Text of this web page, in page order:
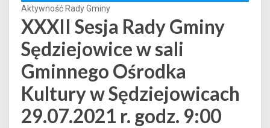
Aktywność Rady Gminy
XXXII Sesja Rady Gminy
Sędziejowice w sali
Gminnego Ośrodka
Kultury w Sędziejowicach
29.07.2021 r. godz. 9:00